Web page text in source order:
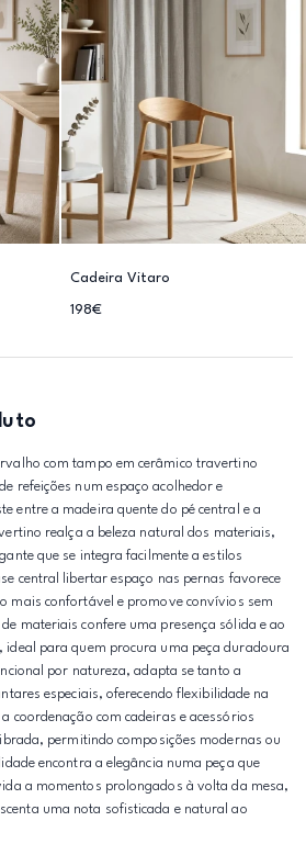
Cadeira Vitaro
198€
com tampo em cerâmico travertino
refeições num espaço acolhedor e
entre a madeira quente do pé central e a
realça a beleza natural dos materiais,
que se integra facilmente a estilos
central libertar espaço nas pernas favorece
mais confortável e promove convívios sem
materiais confere uma presença sólida e ao
ideal para quem procura uma peça duradoura
por natureza, adapta se tanto a
especiais, oferecendo flexibilidade na
coordenação com cadeiras e acessórios
permitindo composições modernas ou
encontra a elegância numa peça que
a momentos prolongados à volta da mesa,
uma nota sofisticada e natural ao